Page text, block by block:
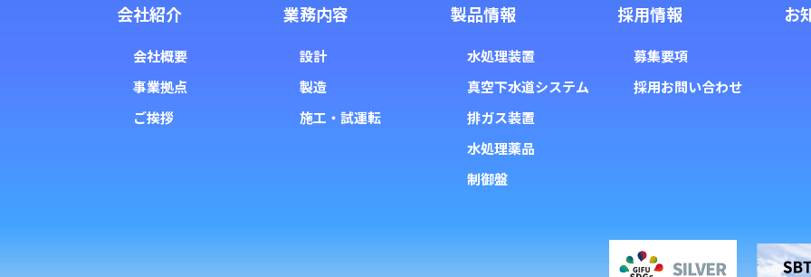
会社紹介
会社概要
事業拠点
ご挨拶
業務内容
設計
製造
施工・試運転
製品情報
水処理装置
真空下水道システム
排ガス装置
水処理薬品
制御盤
採用情報
募集要項
採用お問い合わせ
お